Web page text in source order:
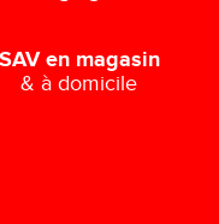
SAV en magasin
& à domicile